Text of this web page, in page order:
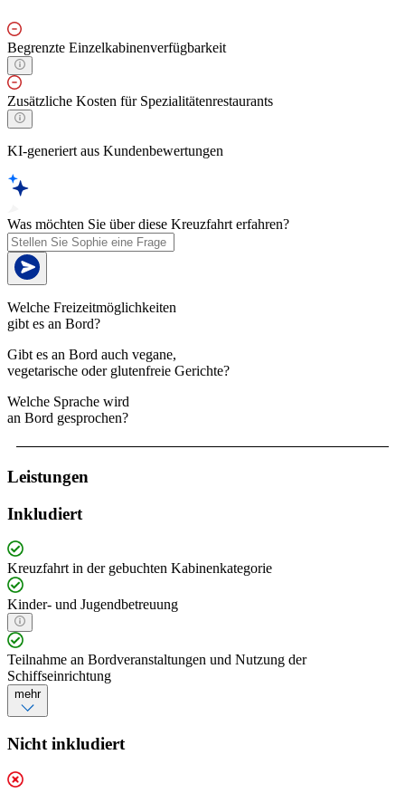
Begrenzte Einzelkabinenverfügbarkeit
Zusätzliche Kosten für Spezialitätenrestaurants
KI-generiert aus Kundenbewertungen
Was möchten Sie über diese Kreuzfahrt erfahren?
Welche Freizeitmöglichkeiten
gibt es an Bord?
Gibt es an Bord auch vegane,
vegetarische oder glutenfreie Gerichte?
Welche Sprache wird
an Bord gesprochen?
Leistungen
Inkludiert
Kreuzfahrt in der gebuchten Kabinenkategorie
Kinder- und Jugendbetreuung
Teilnahme an Bordveranstaltungen und Nutzung der
Schiffseinrichtung
mehr
Nicht inkludiert